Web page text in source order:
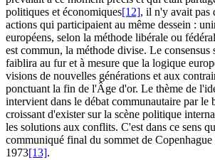
politiques et économiques[12], il n'y avait pas
actions qui participaient au même dessein :
européens, selon la méthode libérale ou
est commun, la méthode divise. Le
faiblira au fur et à mesure que la logique
visions de nouvelles générations et aux
ponctuant la fin de l'Âge d'or. Le thème de
intervient dans le débat communautaire par le
croissant d'exister sur la scène politique
les solutions aux conflits. C'est dans ce sens
communiqué final du sommet de Copenhague
1973[13].